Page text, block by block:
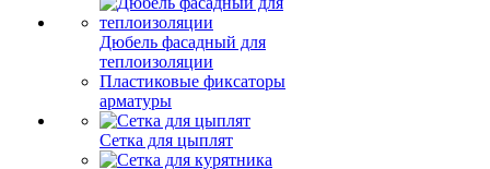
Дюбель фасадный для
теплоизоляции
Пластиковые фиксаторы
арматуры
Сетка для цыплят